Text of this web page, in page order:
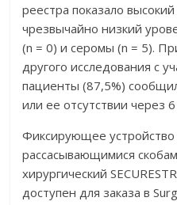
реестра показало
чрезвычайно низкий
(n = 0) и серомы (n = 5).
другого исследования с
пациенты (87,5%)
или ее отсутствии через
Фиксирующее
рассасывающимися
хирургический
доступен для заказа в